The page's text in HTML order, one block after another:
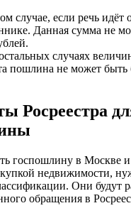
случае, если речь идёт
Данная сумма не
случаях
пошлина не может быть
Росреестра
госпошлину в Москве
недвижимости,
Они будут
обращения в